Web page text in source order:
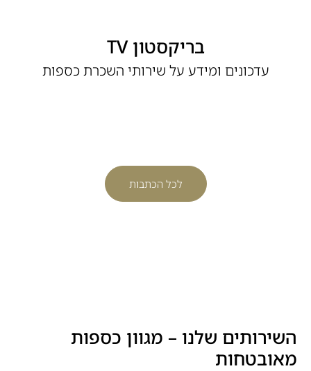
בריקסטון TV
עדכונים ומידע על שירותי השכרת כספות
לכל הכתבות
השירותים שלנו – מגוון כספות
מאובטחות